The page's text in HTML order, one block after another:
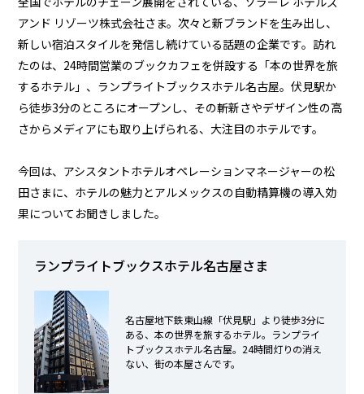
U-NEXT HOLDINGS
採用情報
ALMEX Blog
アンド リゾーツ株式会社さま。次々と新ブランドを生み出し、
新しい宿泊スタイルを発信し続けている話題の企業です。訪れ
たのは、24時間営業のブックカフェを併設する「本の世界を旅
するホテル」、ランプライトブックスホテル名古屋。伏見駅か
ら徒歩3分のところにオープンし、その斬新さやデザイン性の高
さからメディアにも取り上げられる、大注目のホテルです。
今回は、アシスタントホテルオペレーションマネージャーの松
田さまに、ホテルの魅力とアルメックスの自動精算機の導入効
果についてお聞きしました。
ランプライトブックスホテル名古屋さま
名古屋地下鉄東山線「伏見駅」より徒歩3分に
ある、本の世界を旅するホテル。ランプライ
トブックスホテル名古屋。24時間灯りの消え
ない、街の本屋さんです。